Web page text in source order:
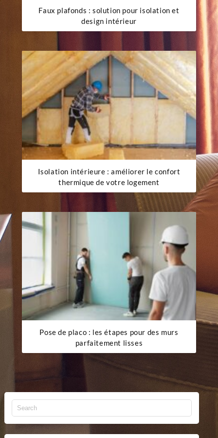
Faux plafonds : solution pour isolation et
design intérieur
Isolation intérieure : améliorer le confort
thermique de votre logement
Pose de placo : les étapes pour des murs
parfaitement lisses